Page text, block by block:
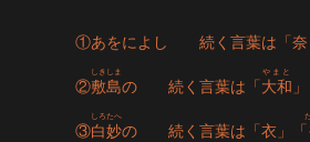
①あをによし 続く言葉は「奈
②敷島
しきしま
の 続く言葉は「大和
やまと
」
③白妙
しろたへ
の 続く言葉は「衣」「